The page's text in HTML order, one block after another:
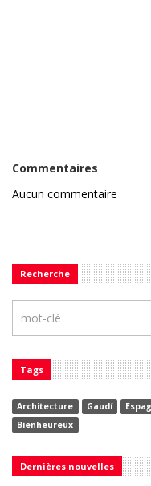
Commentaires
Aucun commentaire
Recherche
Tags
Architecture Gaudí
Bienheureux
Dernières nouvelles